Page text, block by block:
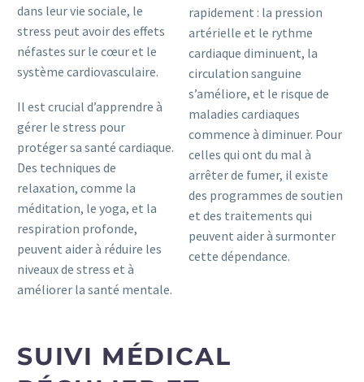
dans leur vie sociale, le
stress peut avoir des effets
néfastes sur le cœur et le
système cardiovasculaire.
Il est crucial d’apprendre à
gérer le stress pour
protéger sa santé cardiaque.
Des techniques de
relaxation, comme la
méditation, le yoga, et la
respiration profonde,
peuvent aider à réduire les
niveaux de stress et à
améliorer la santé mentale.
rapidement : la pression
artérielle et le rythme
cardiaque diminuent, la
circulation sanguine
s’améliore, et le risque de
maladies cardiaques
commence à diminuer. Pour
celles qui ont du mal à
arrêter de fumer, il existe
des programmes de soutien
et des traitements qui
peuvent aider à surmonter
cette dépendance.
SUIVI MÉDICAL